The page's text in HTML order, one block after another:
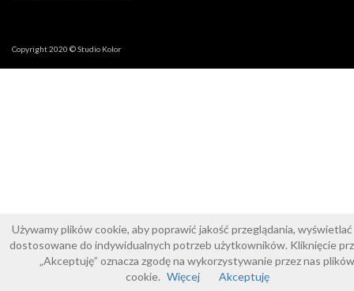
Copyright 2020 © Studio Kolor
Używamy plików cookie, aby poprawić jakość przeglądania,
dostosowane do indywidualnych potrzeb użytkowników. Kliknięcie
„Akceptuję” oznacza zgodę na wykorzystywanie przez nas plików
cookie. Więcej Akceptuję